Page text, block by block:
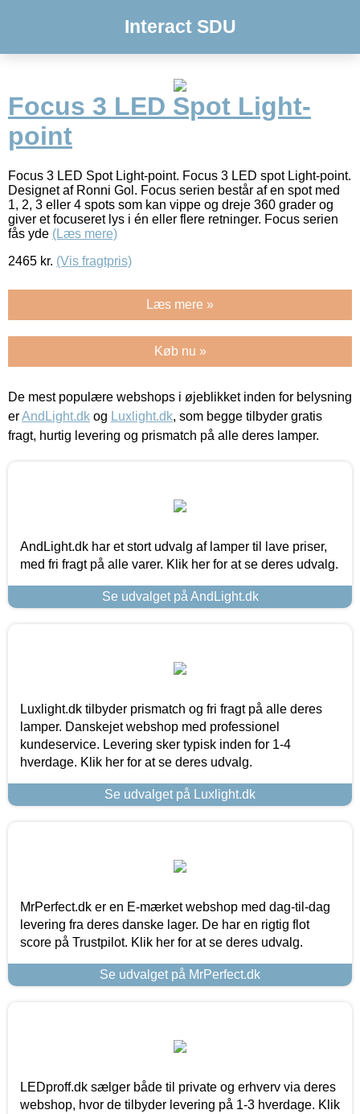
Interact SDU
Focus 3 LED Spot Light-
point
Focus 3 LED Spot Light-point. Focus 3 LED spot Light-point.
Designet af Ronni Gol. Focus serien består af en spot med
1, 2, 3 eller 4 spots som kan vippe og dreje 360 grader og
giver et focuseret lys i én eller flere retninger. Focus serien
fås yde (Læs mere)
2465 kr. (Vis fragtpris)
Læs mere »
Køb nu »
De mest populære webshops i øjeblikket inden for belysning
erAndLight.dk og Luxlight.dk, som begge tilbyder gratis
fragt, hurtig levering og prismatch på alle deres lamper.
AndLight.dk har et stort udvalg af lamper til lave priser,
med fri fragt på alle varer. Klik her for at se deres udvalg.
Se udvalget på AndLight.dk
Luxlight.dk tilbyder prismatch og fri fragt på alle deres
lamper. Danskejet webshop med professionel
kundeservice. Levering sker typisk inden for 1-4
hverdage. Klik her for at se deres udvalg.
Se udvalget på Luxlight.dk
MrPerfect.dk er en E-mærket webshop med dag-til-dag
levering fra deres danske lager. De har en rigtig flot
score på Trustpilot. Klik her for at se deres udvalg.
Se udvalget på MrPerfect.dk
LEDproff.dk sælger både til private og erhverv via deres
webshop, hvor de tilbyder levering på 1-3 hverdage. Klik